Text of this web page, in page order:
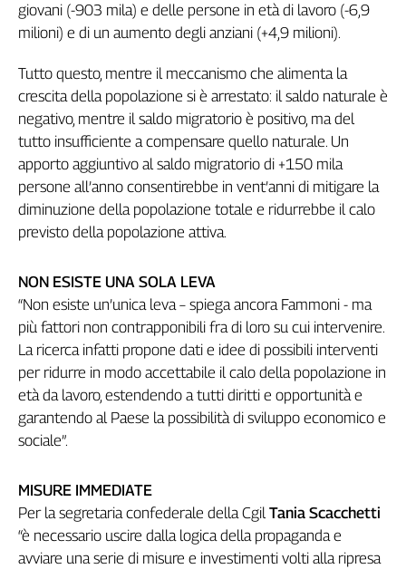
settimana
Collettiva
Il
Sassolino
Linea
Economica
Tech
It
Easy
Inserti
Diffusa
InFlai
Le
trasmissioni
tv
Work
in
nel
Lavoro
Territori
giovani (-903 mila) e delle persone in età di lavoro (-6,9
milioni) e di un aumento degli anziani (+4,9 milioni).
Tutto questo, mentre il meccanismo che alimenta la
crescita della popolazione si è arrestato: il saldo naturale è
negativo, mentre il saldo migratorio è positivo, ma del
tutto insufficiente a compensare quello naturale. Un
apporto aggiuntivo al saldo migratorio di +150 mila
persone all’anno consentirebbe in vent’anni di mitigare la
diminuzione della popolazione totale e ridurrebbe il calo
previsto della popolazione attiva.
NON ESISTE UNA SOLA LEVA
“Non esiste un’unica leva – spiega ancora Fammoni - ma
più fattori non contrapponibili fra di loro su cui intervenire.
La ricerca infatti propone dati e idee di possibili interventi
per ridurre in modo accettabile il calo della popolazione in
età da lavoro, estendendo a tutti diritti e opportunità e
garantendo al Paese la possibilità di sviluppo economico e
sociale”.
MISURE IMMEDIATE
Per la segretaria confederale della CgilTania Scacchetti
“è necessario uscire dalla logica della propaganda e
avviare una serie di misure e investimenti volti alla ripresa